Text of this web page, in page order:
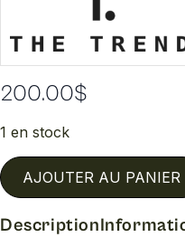
200.00$
1 en stock
AJOUTER AU PANIER
Description